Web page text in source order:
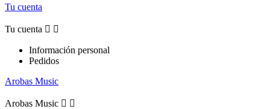
Tu cuenta
Tu cuenta  
Información personal
Pedidos
Arobas Music
Arobas Music  